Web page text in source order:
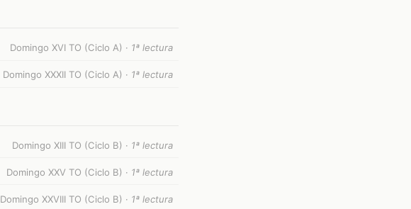
Domingo XVI TO (Ciclo A) · 1ª lectura
Domingo XXXII TO (Ciclo A) · 1ª lectura
Domingo XIII TO (Ciclo B) · 1ª lectura
Domingo XXV TO (Ciclo B) · 1ª lectura
Domingo XXVIII TO (Ciclo B) · 1ª lectura